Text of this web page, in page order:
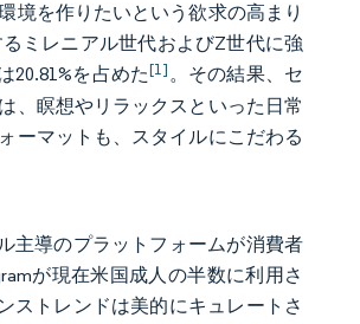
境を作りたいという欲求の高まり
ミレニアル世代およびZ世代に強
20.81%を占めた[1]。その結果、セ
、瞑想やリラックスといった日常
ーマットも、スタイルにこだわる
主導のプラットフォームが消費者
が現在米国成人の半数に利用さ
ストレンドは美的にキュレートさ